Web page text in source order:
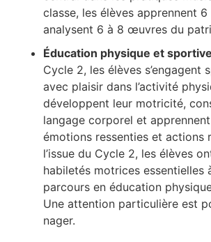
classe, les élèves apprennent
analysent 6 à 8 œuvres du
Éducation physique et
Cycle 2, les élèves s’engagent
avec plaisir dans l’activité
développent leur motricité,
langage corporel et
émotions ressenties et actions
l’issue du Cycle 2, les élèves
habiletés motrices essentielles
parcours en éducation
Une attention particulière est
nager.